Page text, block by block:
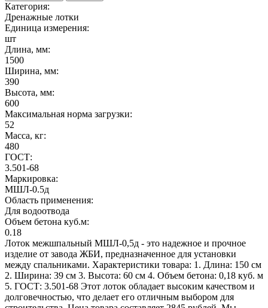
Категория:
Дренажные лотки
Единица измерения:
шт
Длина, мм:
1500
Ширина, мм:
390
Высота, мм:
600
Максимальная норма загрузки:
52
Масса, кг:
480
ГОСТ:
3.501-68
Маркировка:
МШЛ-0.5д
Область применения:
Для водоотвода
Объем бетона куб.м:
0.18
Лоток межшпальный МШЛ-0,5д - это надежное и прочное
изделие от завода ЖБИ, предназначенное для установки
между спальниками. Характеристики товара: 1. Длина: 150 см
2. Ширина: 39 см 3. Высота: 60 см 4. Объем бетона: 0,18 куб. м
5. ГОСТ: 3.501-68 Этот лоток обладает высоким качеством и
долговечностью, что делает его отличным выбором для